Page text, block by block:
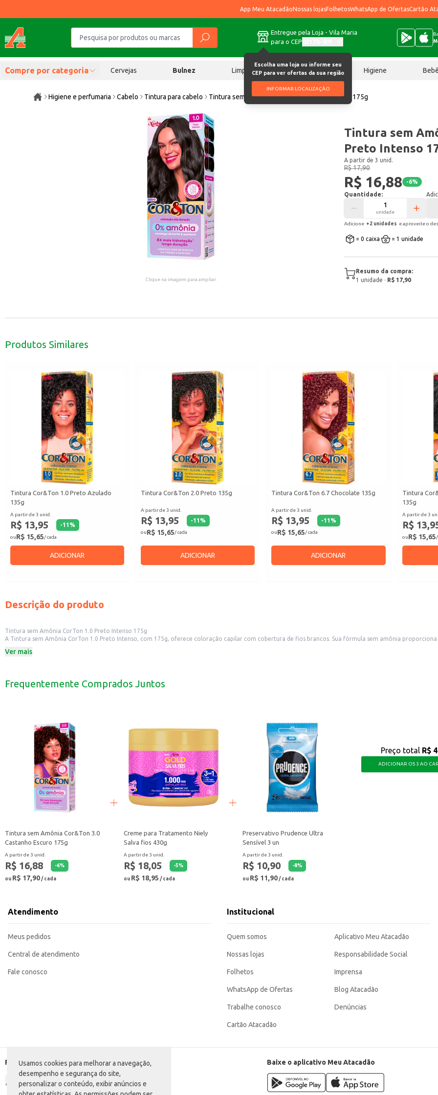
Usamos cookies para melhorar a navegação,
desempenho e segurança do site,
personalizar o conteúdo, exibir anúncios e
App Meu AtacadãoNossas lojasFolhetosWhatsApp de OfertasCartão
Entregue pela Loja - Vila Maria
para o CEP
Escolha uma loja ou informe seu
CEP para ver ofertas da sua região
INFORMAR LOCALIZAÇÃO
Compre por categoria Cervejas Bulnez Limpeza Chocolates Higiene
Higiene e perfumaria Cabelo Tintura para cabelo Tintura sem Amônia Cor&Ton 1.0 Preto Intenso 175g
Clique na imagem para ampliar.
Tintura sem
Preto Intenso
A partir de 3 unid.
R$ 17,90
R$ 16,88 -6%
Quantidade:
unidade
Adicione +2 unidades e aproveite o
= 0 caixa = 1 unidade
Resumo da compra:
1 unidade · R$ 17,90
Produtos Similares
Tintura Cor&Ton 1.0 Preto Azulado
135g
A partir de 3 unid.
R$ 13,95 -11 %
ouR$ 15,65/ cada
ADICIONAR
Tintura Cor&Ton 2.0 Preto 135g
A partir de 3 unid.
R$ 13,95 -11 %
ouR$ 15,65/ cada
ADICIONAR
Tintura Cor&Ton 6.7 Chocolate 135g
A partir de 3 unid.
R$ 13,95 -11 %
ouR$ 15,65/ cada
ADICIONAR
Tintura
135g
A partir de 3
R$
ouR$ 15,65
Descrição do produto
Tintura sem Amônia CorTon 1.0 Preto Intenso 175g
A Tintura sem Amônia CorTon 1.0 Preto Intenso, com 175g, oferece coloração capilar com cobertura de fios brancos. Sua fórmula sem amônia
Dicas de Uso:
A Tintura sem Amônia CorTon 1.0 Preto Intenso é uma escolha para quem busca praticidade e resultado na coloração capilar, com um produto desenvolvido
Ver mais
Frequentemente Comprados Juntos
Tintura sem Amônia Cor&Ton 3.0
Castanho Escuro 175g
A partir de 3 unid.
R$ 16,88 -6%
ou R$ 17,90/ cada
Creme para Tratamento Niely
Salva fios 430g
A partir de 3 unid.
R$ 18,05 -5%
ou R$ 18,95 / cada
Preservativo Prudence Ultra
Sensível 3 un
A partir de 3 unid.
R$ 10,90 -8%
ou R$ 11,90/ cada
Preço total R$
ADICIONAR OS 3 AO
Atendimento
Meus pedidos
Central de atendimento
Fale conosco
Institucional
Quem somos
Nossas lojas
Folhetos
WhatsApp de Ofertas
Trabalhe conosco
Cartão Atacadão
Aplicativo Meu Atacadão
Responsabilidade Social
Imprensa
Blog Atacadão
Denúncias
Formas de pagamento Baixe o aplicativo Meu Atacadão